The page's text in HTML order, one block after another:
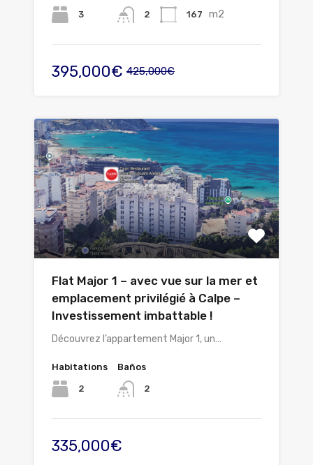
3 2 167 m2
395,000€ 425,000€
Flat Major 1 – avec vue sur la mer et
emplacement privilégié à Calpe –
Investissement imbattable !
Découvrez l’appartement Major 1, un…
Habitations
2
Baños
2
335,000€